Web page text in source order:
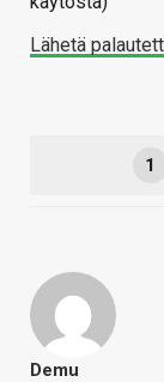
Lähetä
1
Demu